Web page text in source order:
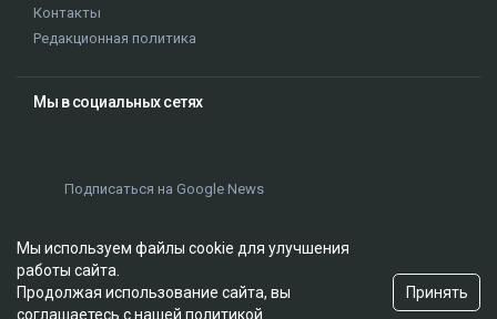
Контакты
Редакционная политика
Мы в социальных сетях
Подписаться на Google News
Мы используем файлы cookie для улучшения
работы сайта.
Продолжая использование сайта, вы
соглашаетесь с нашей политикой
Принять